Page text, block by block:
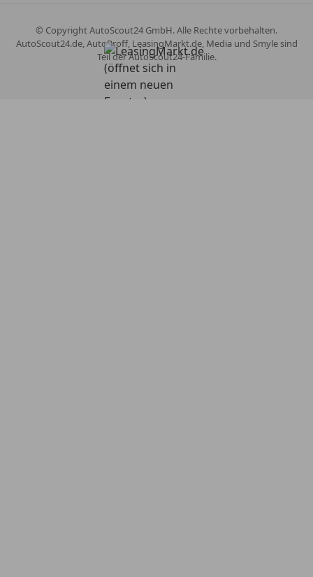
© CopyrightAutoScout24 GmbH. Alle Rechte vorbehalten.
AutoScout24.de, AutoProff, LeasingMarkt.de, Media und Smyle sind
Teil der AutoScout24-Familie.